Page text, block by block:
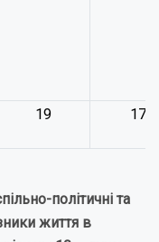
19 17
політичні та
життя в